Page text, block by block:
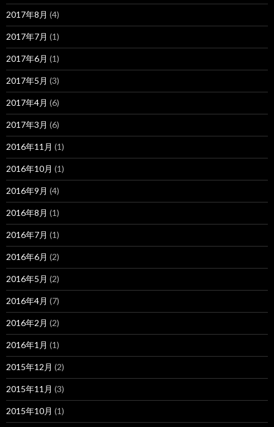
2017年8月 (4)
2017年7月 (1)
2017年6月 (1)
2017年5月 (3)
2017年4月 (6)
2017年3月 (6)
2016年11月 (1)
2016年10月 (1)
2016年9月 (4)
2016年8月 (1)
2016年7月 (1)
2016年6月 (2)
2016年5月 (2)
2016年4月 (7)
2016年2月 (2)
2016年1月 (1)
2015年12月 (2)
2015年11月 (3)
2015年10月 (1)